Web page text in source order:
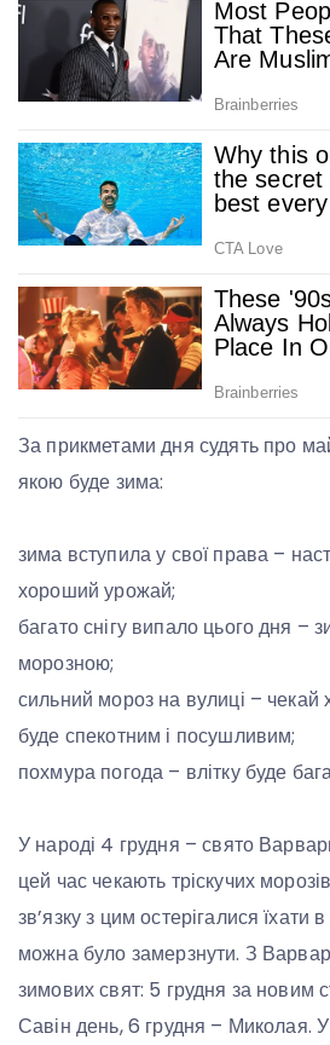
За прикметами дня судять про
якою буде зима:
зима вступила у свої права –
хороший урожай;
багато снігу випало цього дня –
морозною;
сильний мороз на вулиці – чекай
буде спекотним і посушливим;
похмура погода – влітку буде
У народі 4 грудня – свято
цей час чекають тріскучих
зв’язку з цим остерігалися їхати
можна було замерзнути. З
зимових свят: 5 грудня за новим
Савін день, 6 грудня – Миколая. У